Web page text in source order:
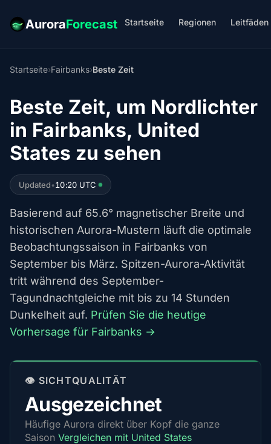
AuroraForecast Startseite Regionen Leitfäden
Startseite›Fairbanks›Beste Zeit
Beste Zeit, um Nordlichter
in Fairbanks, United
States zu sehen
Updated•10:20 UTC
Basierend auf 65.6° magnetischer Breite und
historischen Aurora-Mustern läuft die optimale
Beobachtungssaison in Fairbanks von
September bis März. Spitzen-Aurora-Aktivität
tritt während des September-
Tagundnachtgleiche mit bis zu 14 Stunden
Dunkelheit auf. Prüfen Sie die heutige
Vorhersage für Fairbanks →
👁️ SICHTQUALITÄT
Ausgezeichnet
Häufige Aurora direkt über Kopf die ganze
Saison Vergleichen mit United States